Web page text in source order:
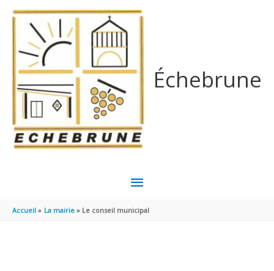
Échebrune
MENU
PRINCIPAL
Accueil La mairie Le conseil municipal